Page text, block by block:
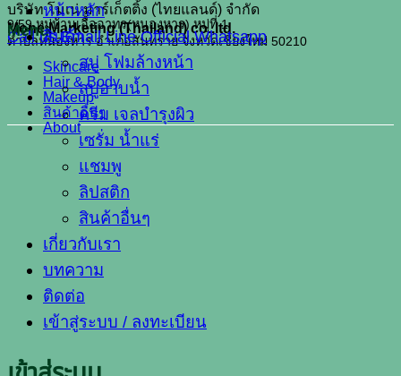
บริษัท โมเน่ มาร์เก็ตติ้ง (ไทยแลนด์) จำกัด
Mone Marketing (Thailand) co.,ltd.
9/59 หมู่บ้านเอื้ออาทร(หนองหาร) หมู่ที่ 1
ตำบลหนองหาร อำเภอสันทราย จังหวัดเชียงใหม่ 50210
Call us Email Line Official Whatsapp
Menu
Skincare
Hair & Body
Makeup
สินค้าอื่นๆ
About
หน้าหลัก
สินค้า
สบู่ โฟมล้างหน้า
สบู่อาบน้ำ
ครีม เจลบำรุงผิว
เซรั่ม น้ำแร่
แชมพู
ลิปสติก
สินค้าอื่นๆ
เกี่ยวกับเรา
บทความ
ติดต่อ
เข้าสู่ระบบ / ลงทะเบียน